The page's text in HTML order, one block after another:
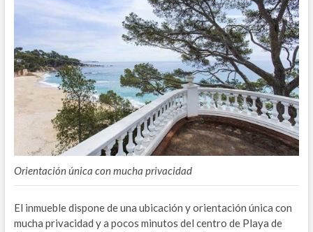
Orientación única con mucha privacidad
El inmueble dispone de una ubicación y orientación única con
mucha privacidad y a pocos minutos del centro de Playa de